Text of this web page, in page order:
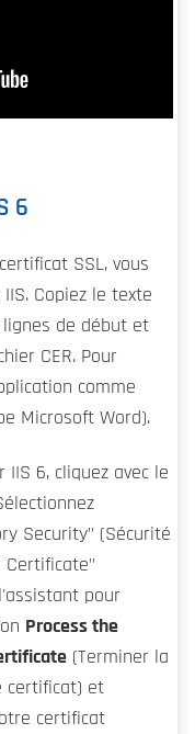
6
SSL, vous
Copiez le texte
de début et
CER. Pour
comme
Microsoft Word).
6, cliquez avec le
Security" (Sécurité
Certificate"
pour
Process the
(Terminer la
certificat) et
certificat